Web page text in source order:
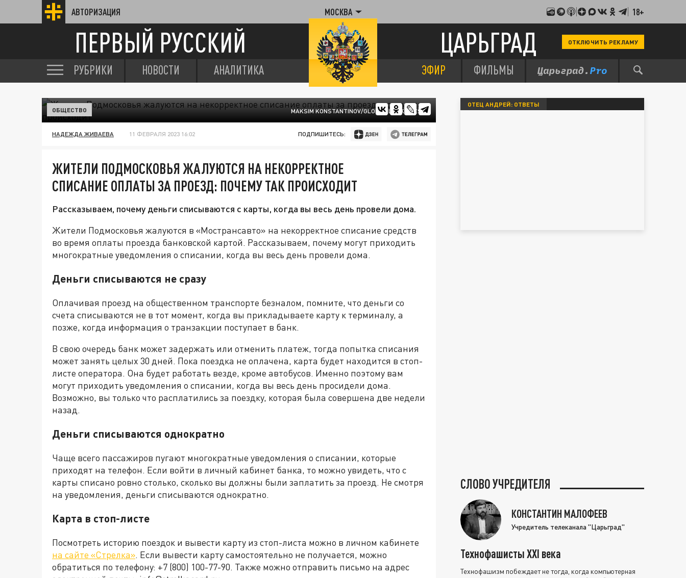
АВТОРИЗАЦИЯ МОСКВА 18+
ПЕРВЫЙ РУССКИЙ ЦАРЬГРАД ОТКЛЮЧИТЬ РЕКЛАМУ
РУБРИКИ НОВОСТИ АНАЛИТИКА ЭФИР ФИЛЬМЫ
MAKSIM KONSTANTINOV/GLOBAL LOOK PRESS
ОБЩЕСТВО
НАДЕЖДА ЖИВАЕВА 11 ФЕВРАЛЯ 2023 16:02 ПОДПИШИТЕСЬ:
ЖИТЕЛИ ПОДМОСКОВЬЯ ЖАЛУЮТСЯ НА НЕКОРРЕКТНОЕ
СПИСАНИЕ ОПЛАТЫ ЗА ПРОЕЗД: ПОЧЕМУ ТАК ПРОИСХОДИТ
Рассказываем, почему деньги списываются с карты, когда вы весь день провели дома.
Жители Подмосковья жалуются в «Мострансавто» на некорректное списание средств
во время оплаты проезда банковской картой. Рассказываем, почему могут приходить
многократные уведомления о списании, когда вы весь день провели дома.
Деньги списываются не сразу
Оплачивая проезд на общественном транспорте безналом, помните, что деньги со
счета списываются не в тот момент, когда вы прикладываете карту к терминалу, а
позже, когда информация о транзакции поступает в банк.
В свою очередь банк может задержать или отменить платеж, тогда попытка списания
может занять целых 30 дней. Пока поездка не оплачена, карта будет находится в стоп-
листе оператора. Она будет работать везде, кроме автобусов. Именно поэтому вам
могут приходить уведомления о списании, когда вы весь день просидели дома.
Возможно, вы только что расплатились за поездку, которая была совершена две недели
назад.
Деньги списываются однократно
Чаще всего пассажиров пугают многократные уведомления о списании, которые
приходят на телефон. Если войти в личный кабинет банка, то можно увидеть, что с
карты списано ровно столько, сколько вы должны были заплатить за проезд. Не смотря
на уведомления, деньги списываются однократно.
Карта в стоп-листе
Посмотреть историю поездок и вывести карту из стоп-листа можно в личном кабинете
на сайте «Стрелка». Если вывести карту самостоятельно не получается, можно
обратиться по телефону: +7 (800) 100-77-90. Также можно отправить письмо на адрес
ОТЕЦ АНДРЕЙ: ОТВЕТЫ
СЛОВО УЧРЕДИТЕЛЯ
КОНСТАНТИН МАЛОФЕЕВ
Учредитель телеканала "Царьград"
Технофашисты XXI века
Технофашизм побеждает не тогда, когда компьютерная